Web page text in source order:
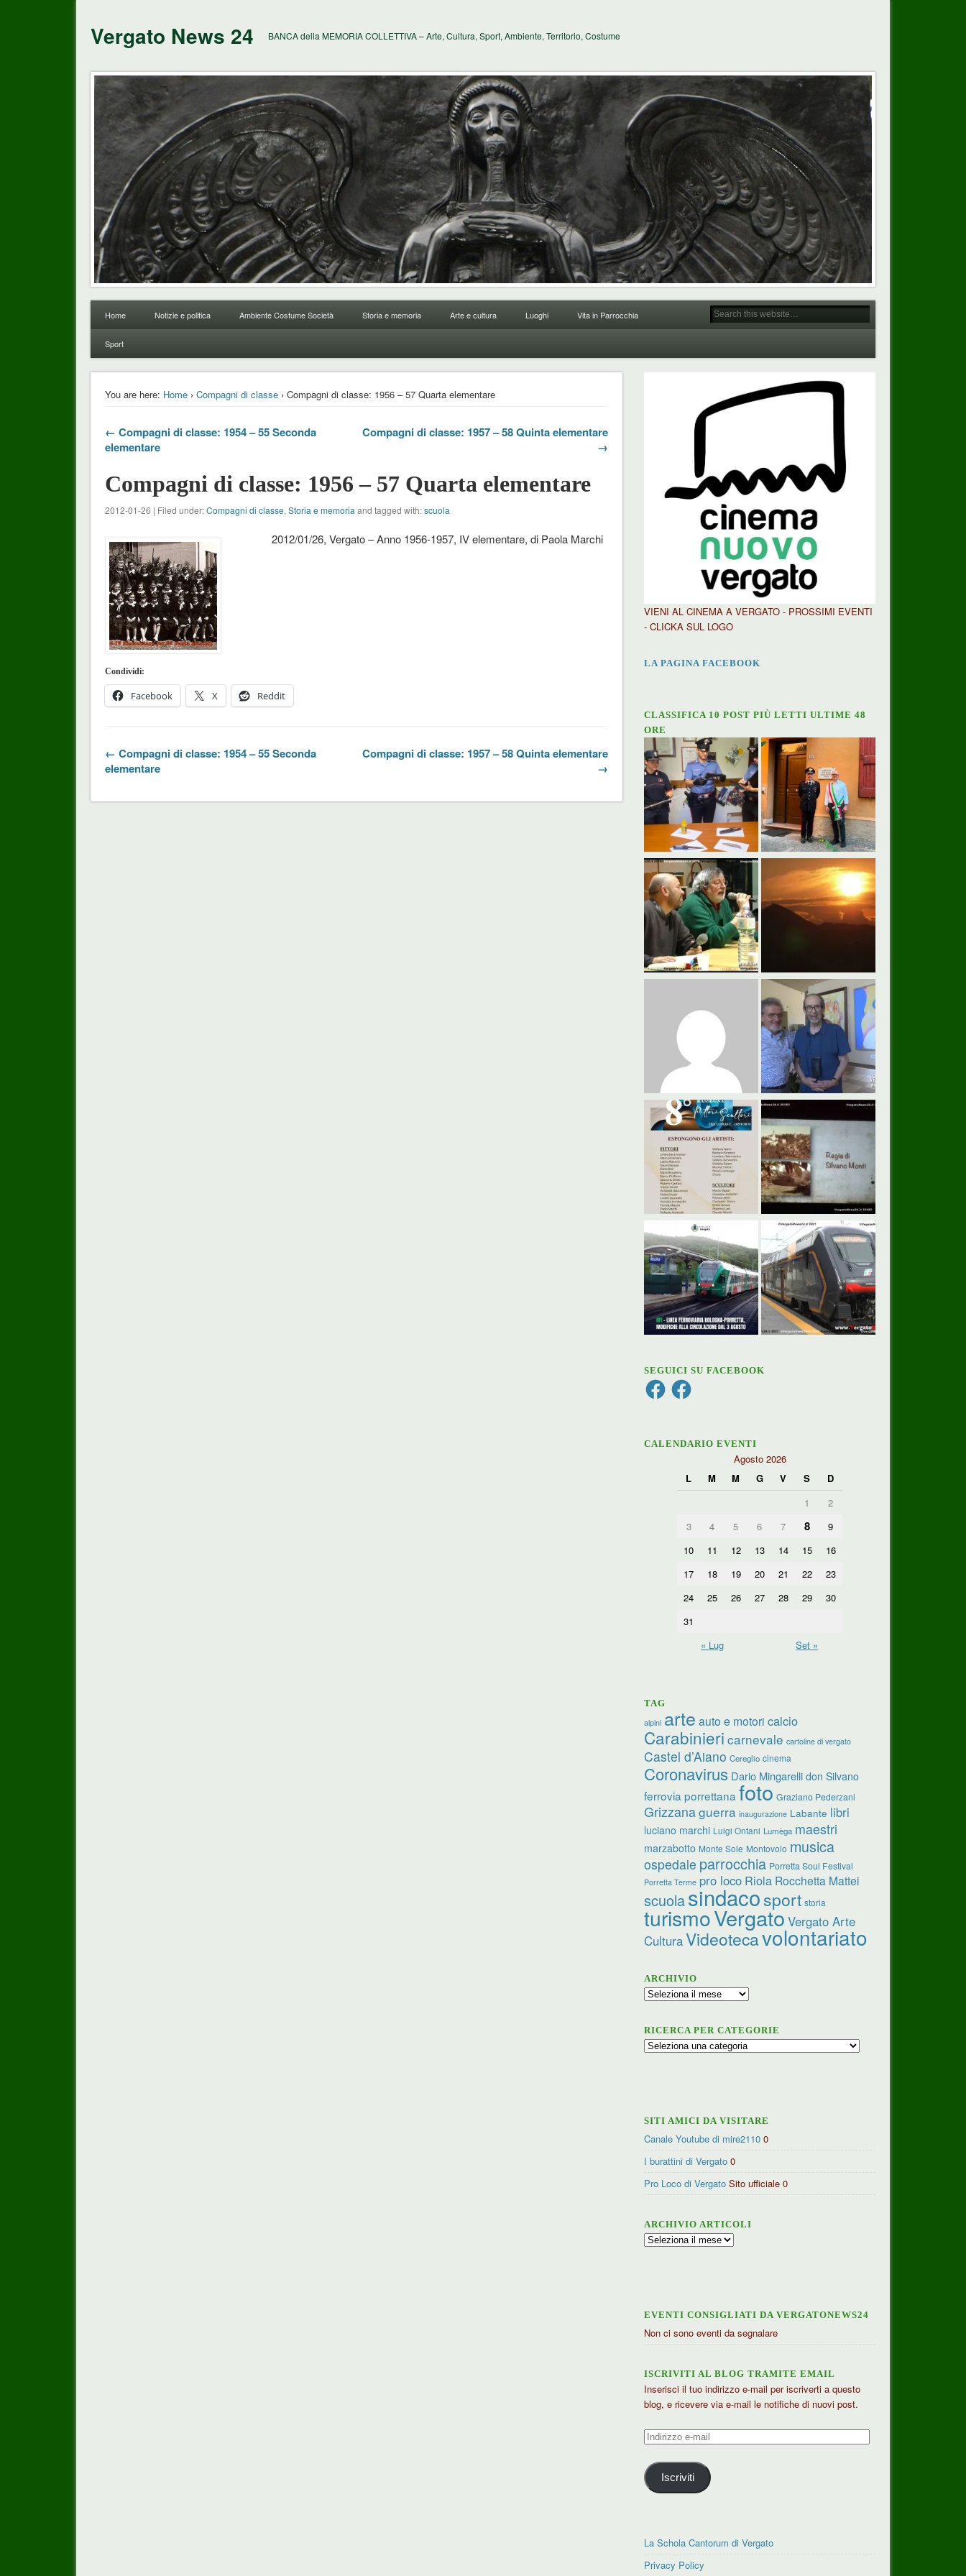
Vergato News 24 BANCA della MEMORIA COLLETTIVA – Arte, Cultura, Sport, Ambiente, Territorio, Costume
Home Notizie e politica Ambiente Costume Società Storia e memoria Arte e cultura Luoghi Vita in Parrocchia
Sport
You are here: Home› Compagni di classe› Compagni di classe: 1956 – 57 Quarta elementare
← Compagni di classe: 1954 – 55 Seconda
elementare
Compagni di classe: 1957 – 58 Quinta elementare
→
Compagni di classe: 1956 – 57 Quarta elementare
2012-01-26 | Filed under:Compagni di classe, Storia e memoria and tagged with:scuola
2012/01/26, Vergato – Anno 1956-1957, IV elementare, di Paola Marchi
Condividi:
Facebook X Reddit
← Compagni di classe: 1954 – 55 Seconda
elementare
Compagni di classe: 1957 – 58 Quinta elementare
→
VIENI AL CINEMA A VERGATO - PROSSIMI EVENTI
- CLICKA SUL LOGO
LA PAGINA FACEBOOK
CLASSIFICA 10 POST PIÙ LETTI ULTIME 48
ORE
SEGUICI SU FACEBOOK
FacebookFacebook
CALENDARIO EVENTI
Agosto 2026
L
M M G V S
D
1
2
3
4 5 6 7 8
9
10
11 12 13 14 15
16
17
18 19 20 21 22
23
24
25 26 27 28 29
30
31
« Lug
Set »
TAG
alpini arte auto e motori calcio
Carabinieri carnevale cartoline di vergato
Castel d’Aiano Cereglio cinema
Coronavirus Dario Mingarelli don Silvano
ferrovia porrettana foto Graziano Pederzani
Grizzanaguerra inaugurazione Labante libri
luciano marchi Luigi Ontani Lumèga maestri
marzabotto Monte Sole Montovolo musica
ospedale parrocchia Porretta Soul Festival
Porretta Terme pro loco Riola Rocchetta Mattei
scuolasindacosport storia
turismoVergato Vergato Arte
CulturaVideotecavolontariato
ARCHIVIO
Archivio
RICERCA PER CATEGORIE
Ricerca
SITI AMICI DA VISITARE
Canale Youtube di mire2110 0
I burattini di Vergato 0
Pro Loco di Vergato Sito ufficiale 0
ARCHIVIO ARTICOLI
Archivio
EVENTI CONSIGLIATI DA VERGATONEWS24
Non ci sono eventi da segnalare
ISCRIVITI AL BLOG TRAMITE EMAIL
Inserisci il tuo indirizzo e-mail per iscriverti a questo
blog, e ricevere via e-mail le notifiche di nuovi post.
Indirizzo
mail
Iscriviti
La Schola Cantorum di Vergato
Privacy Policy